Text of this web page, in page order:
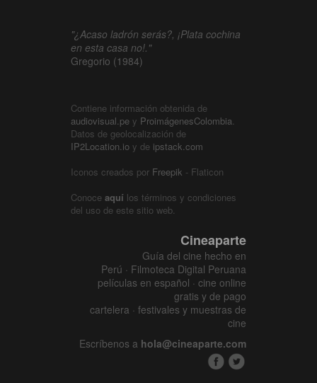
"¿Acaso ladrón serás?, ¡Plata cochina
en esta casa no!."
Gregorio (1984)
Contiene información obtenida de
audiovisual.pe y ProimágenesColombia.
Datos de geolocalización de
IP2Location.io y de ipstack.com
Iconos creados por Freepik - Flaticon
Conoce aquí los términos y condiciones
del uso de este sitio web.
Cineaparte
Guía del cine hecho en
Perú · Filmoteca Digital Peruana
películas en español · cine online
gratis y de pago
cartelera · festivales y muestras de
cine
Escríbenos a hola@cineaparte.com